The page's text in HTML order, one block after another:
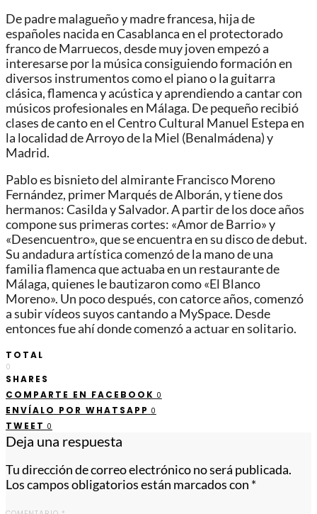
De padre malagueño y madre francesa, hija de
españoles nacida en Casablanca en el protectorado
franco de Marruecos, desde muy joven empezó a
interesarse por la música consiguiendo formación en
diversos instrumentos como el piano o la guitarra
clásica, flamenca y acústica y aprendiendo a cantar con
músicos profesionales en Málaga. De pequeño recibió
clases de canto en el Centro Cultural Manuel Estepa en
la localidad de Arroyo de la Miel (Benalmádena) y
Madrid.
Pablo es bisnieto del almirante Francisco Moreno
Fernández, primer Marqués de Alborán, y tiene dos
hermanos: Casilda y Salvador. A partir de los doce años
compone sus primeras cortes: «Amor de Barrio» y
«Desencuentro», que se encuentra en su disco de debut.
Su andadura artística comenzó de la mano de una
familia flamenca que actuaba en un restaurante de
Málaga, quienes le bautizaron como «El Blanco
Moreno». Un poco después, con catorce años, comenzó
a subir vídeos suyos cantando a MySpace. Desde
entonces fue ahí donde comenzó a actuar en solitario.
TOTAL
0
SHARES
COMPARTE EN FACEBOOK 0
ENVÍALO POR WHATSAPP 0
TWEET 0
Deja una respuesta
Tu dirección de correo electrónico no será publicada.
Los campos obligatorios están marcados con *